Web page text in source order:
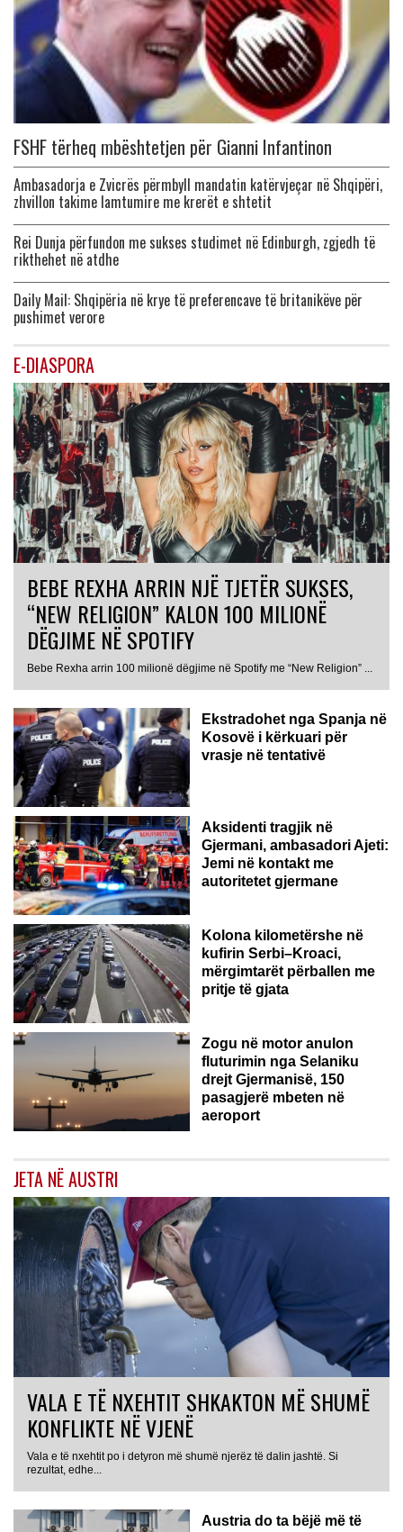
FSHF tërheq mbështetjen për Gianni Infantinon
Ambasadorja e Zvicrës përmbyll mandatin katërvjeçar në Shqipëri,
zhvillon takime lamtumire me krerët e shtetit
Rei Dunja përfundon me sukses studimet në Edinburgh, zgjedh të
rikthehet në atdhe
Daily Mail: Shqipëria në krye të preferencave të britanikëve për
pushimet verore
E-DIASPORA
BEBE REXHA ARRIN NJË TJETËR SUKSES,
“NEW RELIGION” KALON 100 MILIONË
DËGJIME NË SPOTIFY
Bebe Rexha arrin 100 milionë dëgjime në Spotify me “New Religion” ...
Ekstradohet nga Spanja në
Kosovë i kërkuari për
vrasje në tentativë
GJERMANI
Aksidenti tragjik në
Gjermani, ambasadori Ajeti:
Jemi në kontakt me
autoritetet gjermane
Kolona kilometërshe në
kufirin Serbi–Kroaci,
mërgimtarët përballen me
pritje të gjata
Zogu në motor anulon
fluturimin nga Selaniku
drejt Gjermanisë, 150
pasagjerë mbeten në
aeroport
JETA NË AUSTRI
VALA E TË NXEHTIT SHKAKTON MË SHUMË
KONFLIKTE NË VJENË
Vala e të nxehtit po i detyron më shumë njerëz të dalin jashtë. Si
rezultat, edhe...
Austria do ta bëjë më të